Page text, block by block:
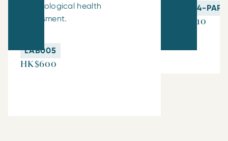
gynecological health
assessment.
LAB005
HK$600
HPV14-PAP
HK$710